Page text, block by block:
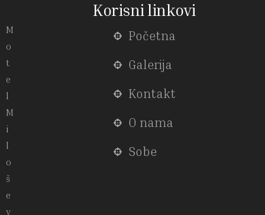
M
o
t
e
l
M
i
l
o
š
e
v
Korisni linkovi
Početna
Galerija
Kontakt
O nama
Sobe